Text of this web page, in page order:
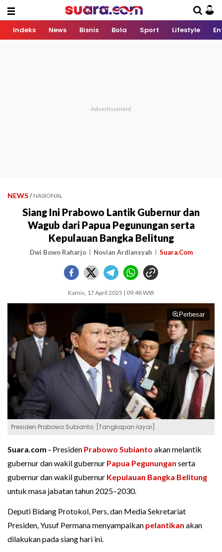
Indeks News Bisnis Bola Sport Lifestyle
NEWS / NASIONAL
Siang Ini Prabowo Lantik Gubernur dan
Wagub dari Papua Pegunungan serta
Kepulauan Bangka Belitung
Dwi Bowo Raharjo Novian Ardiansyah Suara.Com
Kamis, 17 April 2025 | 09:48 WIB
Perbesar
Presiden Prabowo Subianto. [Tangkapan layar]
Suara.com - Presiden Prabowo Subianto akan melantik
gubernur dan wakil gubernur Papua Pegunungan serta
gubernur dan wakil gubernur Kepulauan Bangka Belitung
untuk masa jabatan tahun 2025–2030.
Deputi Bidang Protokol, Pers, dan Media Sekretariat
Presiden, Yusuf Permana menyampaikan pelantikan akan
dilakukan pada siang hari ini.